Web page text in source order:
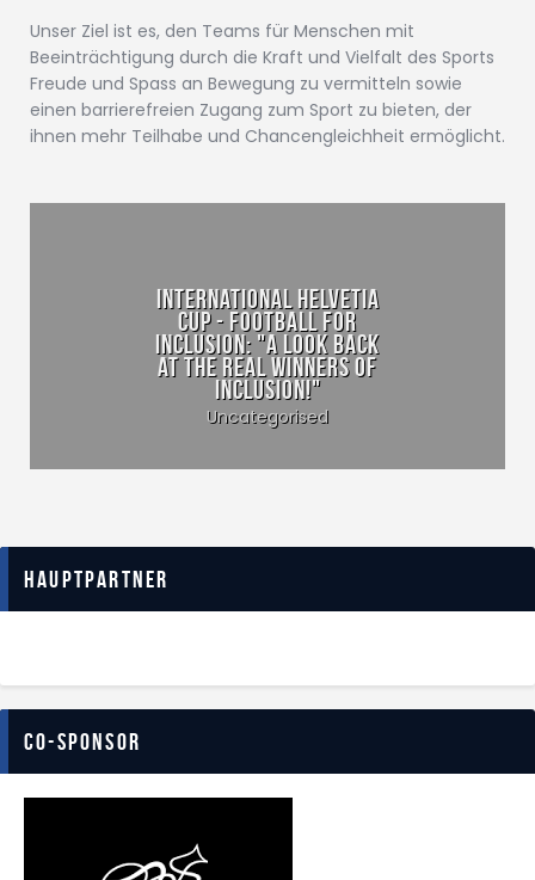
Unser Ziel ist es, den Teams für Menschen mit
Beeinträchtigung durch die Kraft und Vielfalt des Sports
Freude und Spass an Bewegung zu vermitteln sowie
einen barrierefreien Zugang zum Sport zu bieten, der
ihnen mehr Teilhabe und Chancengleichheit ermöglicht.
International Helvetia
Cup - Football for
Inclusion: "A look back
at the real winners of
inclusion!"
Uncategorised
Hauptpartner
Co-Sponsor